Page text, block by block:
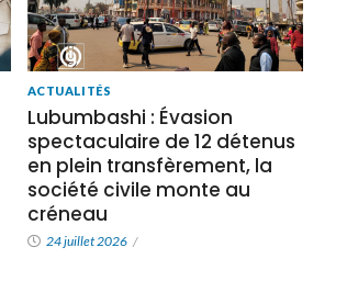
ACTUALITÉS
Lubumbashi : Évasion
spectaculaire de 12 détenus
en plein transfèrement, la
société civile monte au
créneau
24 juillet 2026 /